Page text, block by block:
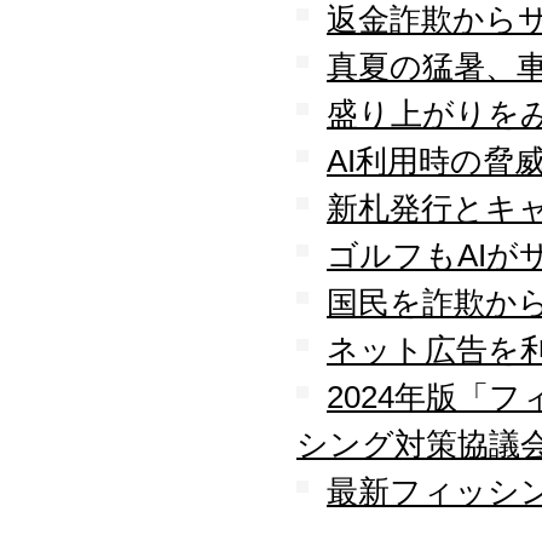
返金詐欺から
真夏の猛暑、
盛り上がりを
AI利用時の脅
新札発行とキ
ゴルフもAIが
国民を詐欺か
ネット広告を
2024年版「フ
シング対策協議
最新フィッシ